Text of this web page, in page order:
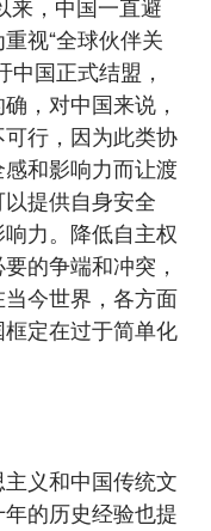
来，中国一直避
视“全球伙伴关
中国正式结盟，
，对中国来说，
行，因为此类协
和影响力而让渡
提供自身安全
力。降低自主权
的争端和冲突，
今世界，各方面
定在过于简单化
义和中国传统文
的历史经验也提